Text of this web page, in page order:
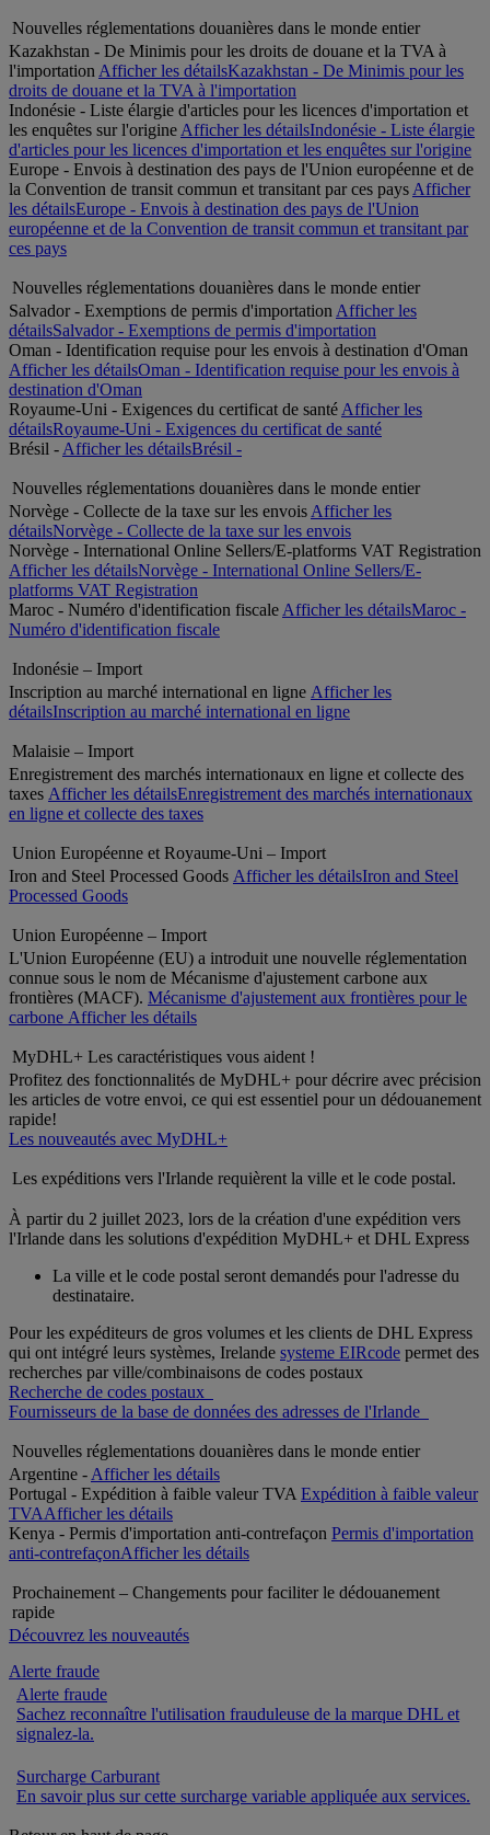
Nouvelles réglementations douanières dans le monde entier
Kazakhstan - De Minimis pour les droits de douane et la TVA à
l'importationAfficher les détailsKazakhstan - De Minimis pour les
droits de douane et la TVA à l'importation
Indonésie - Liste élargie d'articles pour les licences d'importation et
les enquêtes sur l'origineAfficher les détailsIndonésie - Liste élargie
d'articles pour les licences d'importation et les enquêtes sur l'origine
Europe - Envois à destination des pays de l'Union européenne et de
la Convention de transit commun et transitant par ces paysAfficher
les détailsEurope - Envois à destination des pays de l'Union
européenne et de la Convention de transit commun et transitant par
ces pays
Nouvelles réglementations douanières dans le monde entier
Salvador - Exemptions de permis d'importationAfficher les
détailsSalvador - Exemptions de permis d'importation
Oman - Identification requise pour les envois à destination d'Oman
Afficher les détailsOman - Identification requise pour les envois à
destination d'Oman
Royaume-Uni - Exigences du certificat de santéAfficher les
détailsRoyaume-Uni - Exigences du certificat de santé
Brésil -Afficher les détailsBrésil -
Nouvelles réglementations douanières dans le monde entier
Norvège - Collecte de la taxe sur les envoisAfficher les
détailsNorvège - Collecte de la taxe sur les envois
Norvège - International Online Sellers/E-platforms VAT Registration
Afficher les détailsNorvège - International Online Sellers/E-
platforms VAT Registration
Maroc - Numéro d'identification fiscaleAfficher les détailsMaroc -
Numéro d'identification fiscale
Indonésie – Import
Inscription au marché international en ligne Afficher les
détailsInscription au marché international en ligne
Malaisie – Import
Enregistrement des marchés internationaux en ligne et collecte des
taxes Afficher les détailsEnregistrement des marchés internationaux
en ligne et collecte des taxes
Union Européenne et Royaume-Uni – Import
Iron and Steel Processed Goods Afficher les détailsIron and Steel
Processed Goods
Union Européenne – Import
L'Union Européenne (EU) a introduit une nouvelle réglementation
connue sous le nom de Mécanisme d'ajustement carbone aux
frontières (MACF). Mécanisme d'ajustement aux frontières pour le
carbone Afficher les détails
MyDHL+ Les caractéristiques vous aident !
Profitez des fonctionnalités de MyDHL+ pour décrire avec précision
les articles de votre envoi, ce qui est essentiel pour un dédouanement
rapide!
Les nouveautés avec MyDHL+
Les expéditions vers l'Irlande requièrent la ville et le code postal.
À partir du 2 juillet 2023, lors de la création d'une expédition vers
l'Irlande dans les solutions d'expédition MyDHL+ et DHL Express
La ville et le code postal seront demandés pour l'adresse du
destinataire.
Pour les expéditeurs de gros volumes et les clients de DHL Express
qui ont intégré leurs systèmes, Irelande systeme EIRcode permet des
recherches par ville/combinaisons de codes postaux
Recherche de codes postaux
Fournisseurs de la base de données des adresses de l'Irlande
Nouvelles réglementations douanières dans le monde entier
Argentine -Afficher les détails
Portugal - Expédition à faible valeur TVAExpédition à faible valeur
TVAAfficher les détails
Kenya - Permis d'importation anti-contrefaçon Permis d'importation
anti-contrefaçonAfficher les détails
Prochainement – Changements pour faciliter le dédouanement
rapide
Découvrez les nouveautés
Alerte fraude
Alerte fraude
Sachez reconnaître l'utilisation frauduleuse de la marque DHL et
signalez-la.
Surcharge Carburant
En savoir plus sur cette surcharge variable appliquée aux services.